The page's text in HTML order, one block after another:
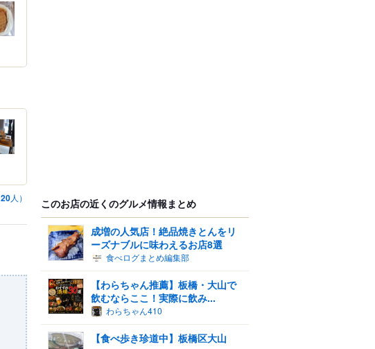
20人）
このお店の近くのグルメ情報まとめ
成増の人気店！絶品焼きとんをリ
ーズナブルに味わえるお店8選
食べログまとめ編集部
【わらちゃん推薦】板橋・大山で
飲むならここ！実際に飲み...
わらちゃん410
【食べ歩き珍道中】板橋区大山